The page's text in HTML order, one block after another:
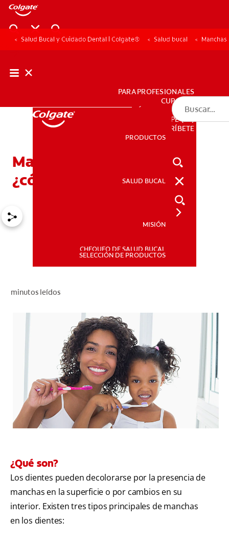
PRODUCTOS
PARA PROFESIONALES
DÓNDE COMPRAR
PE (ES)
PARA PROFESIONALES
CUPONES
DÓNDE COMPRAR
PE (ES)
SUSCRÍBETE
PRODUCTOS
SALUD BUCAL
MISIÓN
CHEQUEO DE SALUD BUCAL
SELECCIÓN DE PRODUCTOS
Salud Bucal y Cuidado Dental | Colgate® Salud bucal
Manchas en los dientes:
¿cómo se dan?
minutos leídos
¿Qué son?
Los dientes pueden decolorarse por la presencia de
manchas en la superficie o por cambios en su
interior. Existen tres tipos principales de manchas
en los dientes: